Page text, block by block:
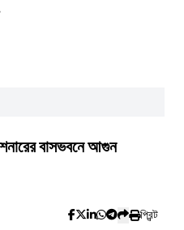
বাসভবনে আগুন
প্রিন্ট